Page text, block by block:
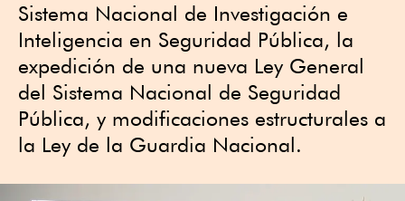
Sistema Nacional de Investigación e
Inteligencia en Seguridad Pública, la
expedición de una nueva Ley General
del Sistema Nacional de Seguridad
Pública, y modificaciones estructurales a
la Ley de la Guardia Nacional.